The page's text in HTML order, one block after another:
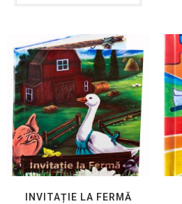
INVITAȚIE LA FERMĂ